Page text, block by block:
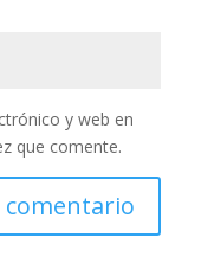
y web en
que comente.